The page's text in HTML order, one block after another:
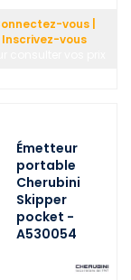
vous |
Inscrivez-vous
Émetteur
portable
Cherubini
Skipper
pocket -
A530054